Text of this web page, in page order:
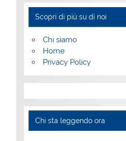
Scopri di più su di noi
Chi siamo
Home
Privacy Policy
Chi sta leggendo ora